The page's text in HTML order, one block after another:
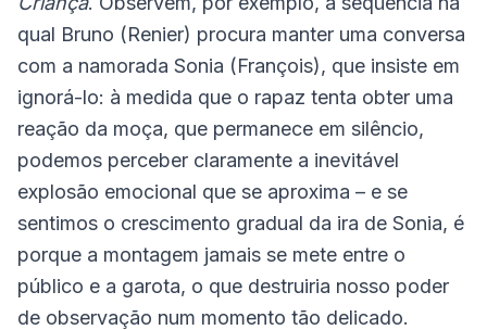
qual Bruno (Renier) procura manter uma conversa
com a namorada Sonia (François), que insiste em
ignorá-lo: à medida que o rapaz tenta obter uma
reação da moça, que permanece em silêncio,
podemos perceber claramente a inevitável
explosão emocional que se aproxima – e se
sentimos o crescimento gradual da ira de Sonia, é
porque a montagem jamais se mete entre o
público e a garota, o que destruiria nosso poder
de observação num momento tão delicado.